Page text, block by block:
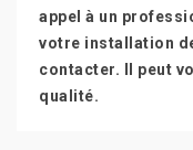
appel à un
votre installation
contacter. Il peut
qualité.